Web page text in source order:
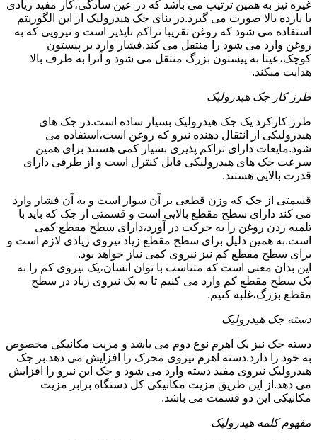
غیره نیز به همین ترتیب می باشد که در عین سادگی،کار مفید زیادی
با بازده بالا صورت می گیرد.در بنای جک هیدرولیک از این الگوریتم
استفاده می شود که روغن تقریبا تراکم ناپذیر است و نیرویی که به
روغن وارد می شود را منتقل می کند.فشار وارد بر پیستون
کوچک،عینا به پیستون بزرگ منتقل می شود و آنرا به طرف بالا
هدایت میکند.
طرز کار جک هیدرولیک
طرز کارکرد یک جک هیدرولیک بسیار ساده است.در جک های
هیدرولیکی از انتقال دهنده نیرو که روغن است،استفاده می
شود.مایعات دارای تراکم پذیری بسیار کمی هستند برای همین
سرعت جک های هیدرولیکی قابل کنترل است و از طرفی دارای
قدرت بالایی هستند.
قسمتی از جک که وزن قطعی بر آن سوار است و به آن فشار وارد
می کند دارای سطح مقطع بالایی است و قسمتی از جک که باید با
تلمبه زدن روغن را به حرکت در آورد،دارای سطح مقطع کمی
است.به همین دلیل برای سطح مقطع زیاد نیروی زیادی لازم است و
برای سطح مقطع کم نیز نیروی کمی نیاز خواهد بود.
این بدان معنی است که متناسب با توان انسان،یک نیروی کم را به
یک سطح مقطع کم وارد می کنیم تا به یک نیروی زیاد در سطح
مقطع بزرگ،غلبه کنیم.
دسته جک هیدرولیک
دسته جک نیز یک اهرم نوع دوم می باشد و مزیت مکانیکی مخصوص
به خود را دارد.دسته اهرم نیروی محرک را افزایش می دهد.بر جک
هیدرولیک نیروی مفید دسته وارد می شود و جک این نیرو را افزایش
می دهد.از این طریق مزیت مکانیکی کل دستگاه برابر مزیت
مکانیکی این دو قسمت می باشد.
مفهوم کلمه هیدرولیک